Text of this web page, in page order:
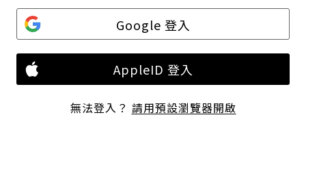
Google 登入
AppleID 登入
無法登入？ 請用預設瀏覽器開啟